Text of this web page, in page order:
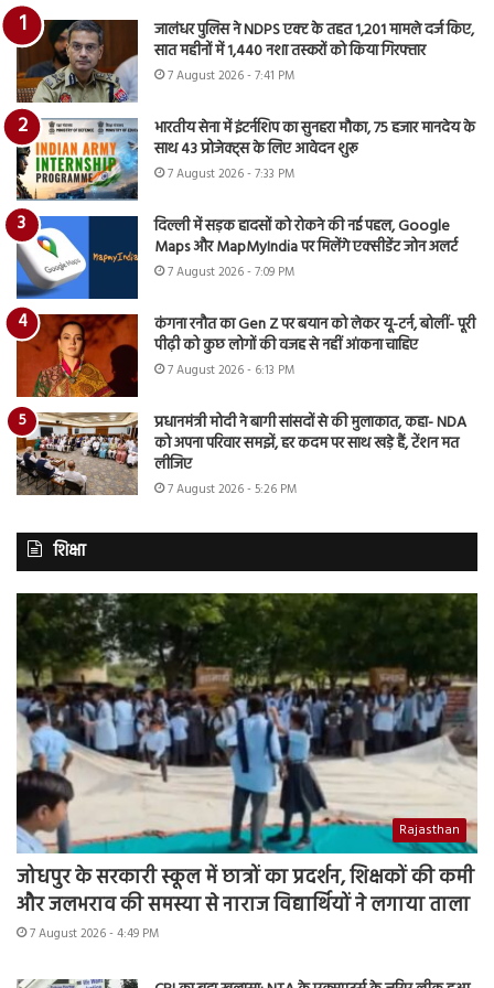
जालंधर पुलिस ने NDPS एक्ट के तहत 1,201 मामले दर्ज किए,
सात महीनों में 1,440 नशा तस्करों को किया गिरफ्तार
7 August 2026 - 7:41 PM
भारतीय सेना में इंटर्नशिप का सुनहरा मौका, 75 हजार मानदेय के
साथ 43 प्रोजेक्ट्स के लिए आवेदन शुरू
7 August 2026 - 7:33 PM
दिल्ली में सड़क हादसों को रोकने की नई पहल, Google
Maps और MapMyIndia पर मिलेंगे एक्सीडेंट जोन अलर्ट
7 August 2026 - 7:09 PM
कंगना रनौत का Gen Z पर बयान को लेकर यू-टर्न, बोलीं- पूरी
पीढ़ी को कुछ लोगों की वजह से नहीं आंकना चाहिए
7 August 2026 - 6:13 PM
प्रधानमंत्री मोदी ने बागी सांसदों से की मुलाकात, कहा- NDA
को अपना परिवार समझें, हर कदम पर साथ खड़े हैं, टेंशन मत
लीजिए
7 August 2026 - 5:26 PM
शिक्षा
Rajasthan
जोधपुर के सरकारी स्कूल में छात्रों का प्रदर्शन, शिक्षकों की कमी
और जलभराव की समस्या से नाराज विद्यार्थियों ने लगाया ताला
7 August 2026 - 4:49 PM